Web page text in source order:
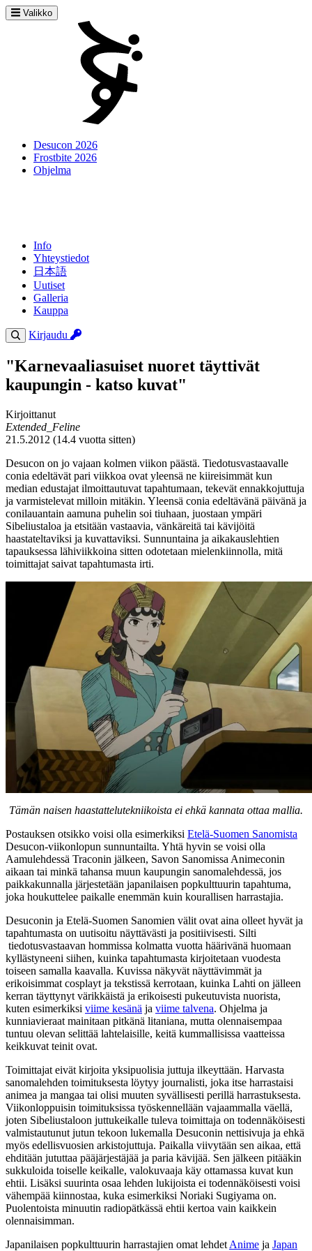
Valikko
Desucon 2026
Frostbite 2026
Ohjelma
Info
Yhteystiedot
日本語
Uutiset
Galleria
Kauppa
Kirjaudu
"Karnevaaliasuiset nuoret täyttivät
kaupungin - katso kuvat"
Kirjoittanut
Extended_Feline
21.5.2012 (14.4 vuotta sitten)
Desucon on jo vajaan kolmen viikon päästä. Tiedotusvastaavalle
conia edeltävät pari viikkoa ovat yleensä ne kiireisimmät kun
median edustajat ilmoittautuvat tapahtumaan, tekevät ennakkojuttuja
ja varmistelevat milloin mitäkin. Yleensä conia edeltävänä päivänä ja
conilauantain aamuna puhelin soi tiuhaan, juostaan ympäri
Sibeliustaloa ja etsitään vastaavia, vänkäreitä tai kävijöitä
haastateltaviksi ja kuvattaviksi. Sunnuntaina ja aikakauslehtien
tapauksessa lähiviikkoina sitten odotetaan mielenkiinnolla, mitä
toimittajat saivat tapahtumasta irti.
Tämän naisen haastattelutekniikoista ei ehkä kannata ottaa mallia.
Postauksen otsikko voisi olla esimerkiksi Etelä-Suomen Sanomista
Desucon-viikonlopun sunnuntailta. Yhtä hyvin se voisi olla
Aamulehdessä Traconin jälkeen, Savon Sanomissa Animeconin
aikaan tai minkä tahansa muun kaupungin sanomalehdessä, jos
paikkakunnalla järjestetään japanilaisen popkulttuurin tapahtuma,
joka houkuttelee paikalle enemmän kuin kourallisen harrastajia.
Desuconin ja Etelä-Suomen Sanomien välit ovat aina olleet hyvät ja
tapahtumasta on uutisoitu näyttävästi ja positiivisesti. Silti
tiedotusvastaavan hommissa kolmatta vuotta häärivänä huomaan
kyllästyneeni siihen, kuinka tapahtumasta kirjoitetaan vuodesta
toiseen samalla kaavalla. Kuvissa näkyvät näyttävimmät ja
erikoisimmat cosplayt ja tekstissä kerrotaan, kuinka Lahti on jälleen
kerran täyttynyt värikkäistä ja erikoisesti pukeutuvista nuorista,
kuten esimerkiksi viime kesänä ja viime talvena. Ohjelma ja
kunniavieraat mainitaan pitkänä litaniana, mutta olennaisempaa
tuntuu olevan selittää lahtelaisille, keitä kummallisissa vaatteissa
keikkuvat teinit ovat.
Toimittajat eivät kirjoita yksipuolisia juttuja ilkeyttään. Harvasta
sanomalehden toimituksesta löytyy journalisti, joka itse harrastaisi
animea ja mangaa tai olisi muuten syvällisesti perillä harrastuksesta.
Viikonloppuisin toimituksissa työskennellään vajaammalla väellä,
joten Sibeliustaloon juttukeikalle tuleva toimittaja on todennäköisesti
valmistautunut jutun tekoon lukemalla Desuconin nettisivuja ja ehkä
myös edellisvuosien arkistojuttuja. Paikalla viivytään sen aikaa, että
ehditään jututtaa pääjärjestäjää ja paria kävijää. Sen jälkeen pitääkin
sukkuloida toiselle keikalle, valokuvaaja käy ottamassa kuvat kun
ehtii. Lisäksi suurinta osaa lehden lukijoista ei todennäköisesti voisi
vähempää kiinnostaa, kuka esimerkiksi Noriaki Sugiyama on.
Puolentoista minuutin radiopätkässä ehtii kertoa vain kaikkein
olennaisimman.
Japanilaisen popkulttuurin harrastajien omat lehdet Anime ja Japan